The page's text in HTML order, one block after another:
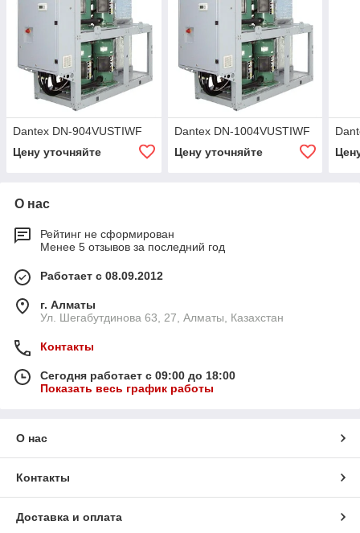
Dantex DN-904VUSTIWF
Цену уточняйте
Dantex DN-1004VUSTIWF
Цену уточняйте
О нас
Рейтинг не сформирован
Менее 5 отзывов за последний год
Работает с 08.09.2012
г. Алматы
Ул. Шегабутдинова 63, 27, Алматы, Казахстан
Контакты
Сегодня работает с 09:00 до 18:00
Показать весь график работы
О нас
Контакты
Доставка и оплата